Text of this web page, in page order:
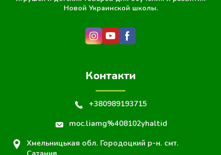
Новой Украинской школы.
Контакти
+380989193715
moc.liamg%408102yhaltid
Хмельницькая обл. Городоцкий р-н. смт.